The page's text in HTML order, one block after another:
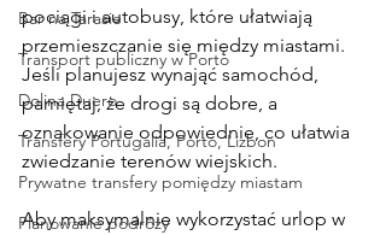
Bar na Tarasie
Transport publiczny w Porto
Dolina Duero
Transfery Portugalia, Porto, Lizbon
Prywatne transfery pomiędzy miastam
Planowanie podróży
pociągi i autobusy, które ułatwiają
przemieszczanie się między miastami.
Jeśli planujesz wynająć samochód,
pamiętaj, że drogi są dobre, a
oznakowanie odpowiednie, co ułatwia
zwiedzanie terenów wiejskich.
Aby maksymalnie wykorzystać urlop w